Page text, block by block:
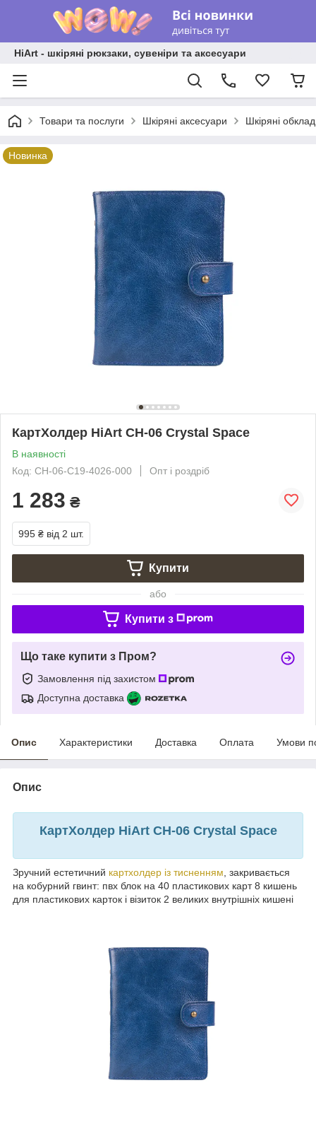
HiArt - шкіряні рюкзаки, сувеніри та аксесуари
Товари та послуги Шкіряні аксесуари Шкіряні
Новинка
КартХолдер HiArt CH-06 Crystal Space
В наявності
Код: CH-06-C19-4026-000
Опт і роздріб
1 283 ₴
995 ₴ від 2 шт.
Купити
або
Купити з
Що таке купити з Пром?
Замовлення під захистом
Доступна доставка
Опис Характеристики Доставка Оплата Умови
Опис
КартХолдер HiArt CH-06 Crystal Space
Зручний естетичний картхолдер із тисненням, закривається
на кобурний гвинт: пвх блок на 40 пластикових карт 8 кишень
для пластикових карток і візиток 2 великих внутрішніх кишені